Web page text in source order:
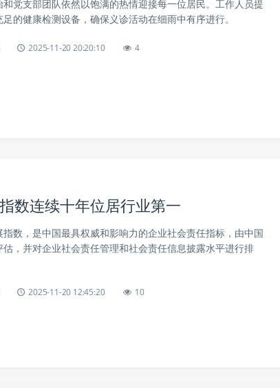
党支部团队依然以饱满的热情迎接每一位居民。工作人员提
的健康检测设备，确保义诊活动在细雨中有序进行。
2025-11-20 20:20:10 4
数连续十年位居行业第一
数，是中国最具权威和影响力的企业社会责任指标，由中国
，并对企业社会责任管理和社会责任信息披露水平进行排
2025-11-20 12:45:20 10